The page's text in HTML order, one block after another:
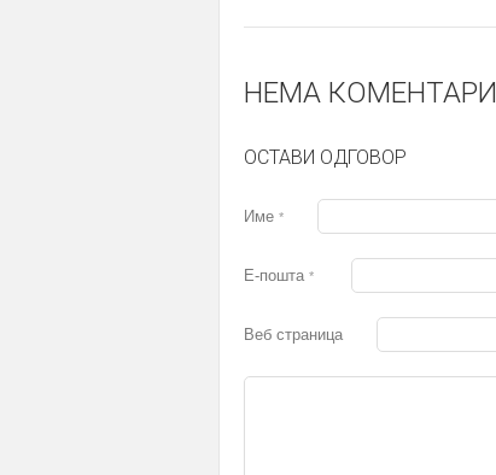
НЕМА КОМЕНТАРИ
ОСТАВИ ОДГОВОР
Име *
Е-пошта *
Веб страница